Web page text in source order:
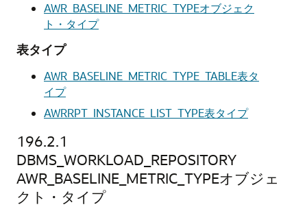
AWR_BASELINE_METRIC_TYPEオブジェク
ト・タイプ
表タイプ
AWR_BASELINE_METRIC_TYPE_TABLE表タ
イプ
AWRRPT_INSTANCE_LIST_TYPE表タイプ
196.2.1
DBMS_WORKLOAD_REPOSITORY
AWR_BASELINE_METRIC_TYPEオブジェ
クト・タイプ